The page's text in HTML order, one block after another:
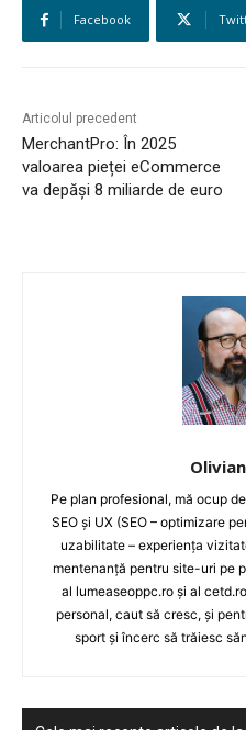
Facebook
Articolul precedent
MerchantPro: În 2025
valoarea pieței eCommerce
va depăși 8 miliarde de euro
Olivian
Pe plan profesional, mă ocup
SEO și UX (SEO – optimizare
uzabilitate – experiența
mentenanță pentru site-uri pe
al lumeaseoppc.ro și al
personal, caut să cresc, și
sport și încerc să trăiesc